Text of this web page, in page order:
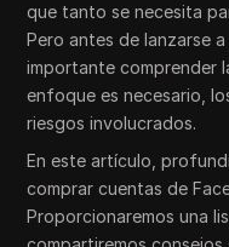
que tanto se necesita
Pero antes de lanzarse
importante comprender
enfoque es necesario,
riesgos involucrados.
En este artículo,
comprar cuentas de
Proporcionaremos una